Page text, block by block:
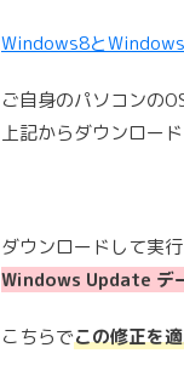
Windows8と
ご自身のパソコンの
上記からダウンロー
ダウンロードして実
Windows Update デ
こちらでこの修正を